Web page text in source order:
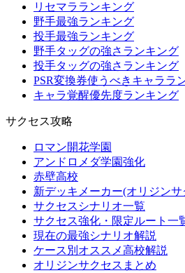
リセマラランキング
野手最強ランキング
投手最強ランキング
野手タッグの強さランキング
投手タッグの強さランキング
PSR変換券使うべきキャララ
キャラ覚醒優先度ランキング
サクセス攻略
ロマン開花学園
アンドロメダ学園強化
赤壁高校
新デッキメーカー(オリジン
サクセスシナリオ一覧
サクセス強化・限定ルート一
現在の最強シナリオ解説
ケース別オススメ高校解説
オリジンサクセスまとめ